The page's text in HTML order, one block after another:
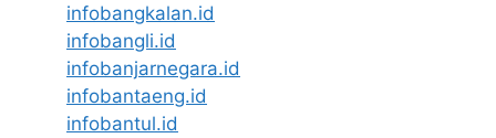
infobangkalan.id
infobangli.id
infobanjarnegara.id
infobantaeng.id
infobantul.id